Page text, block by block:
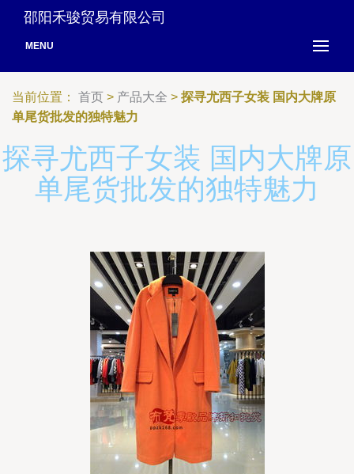
邵阳禾骏贸易有限公司
MENU
当前位置： 首页 > 产品大全 > 探寻尤西子女装 国内大牌原
单尾货批发的独特魅力
探寻尤西子女装 国内大牌原
单尾货批发的独特魅力